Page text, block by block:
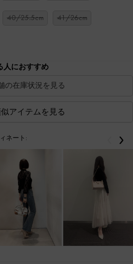
40/25.5cm 41/26cm
人におすすめ
の在庫状況を見る
アイテムを見る
ネート: 戻る